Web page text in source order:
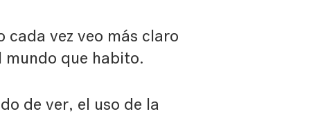
cada vez veo más claro
mundo que habito.
de ver, el uso de la